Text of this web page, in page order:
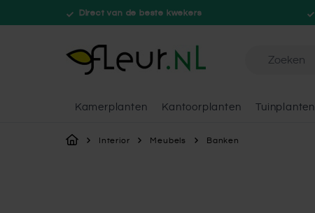
Direct van de beste kwekers
Kamerplanten Kantoorplanten Tuinplanten
Interior Meubels Banken